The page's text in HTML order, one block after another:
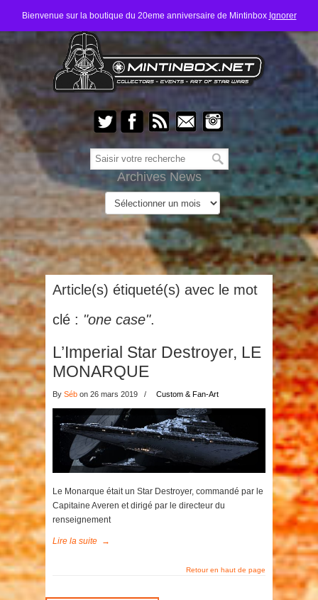
Bienvenue sur la boutique du 20eme anniversaire de Mintinbox Ignorer
Archives News
Article(s) étiqueté(s) avec le mot
clé : "one case".
L’Imperial Star Destroyer, LE
MONARQUE
By Séb on 26 mars 2019 / Custom & Fan-Art
Le Monarque était un Star Destroyer, commandé par le
Capitaine Averen et dirigé par le directeur du
renseignement
Lire la suite →
Retour en haut de page